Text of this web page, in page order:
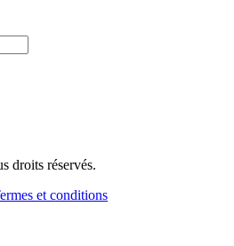
droits réservés.
et conditions